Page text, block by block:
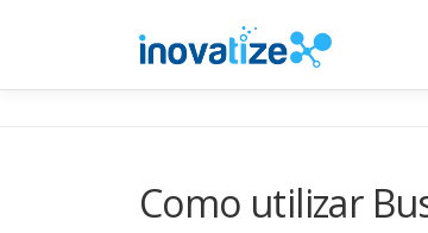
conteúdo
Como utilizar